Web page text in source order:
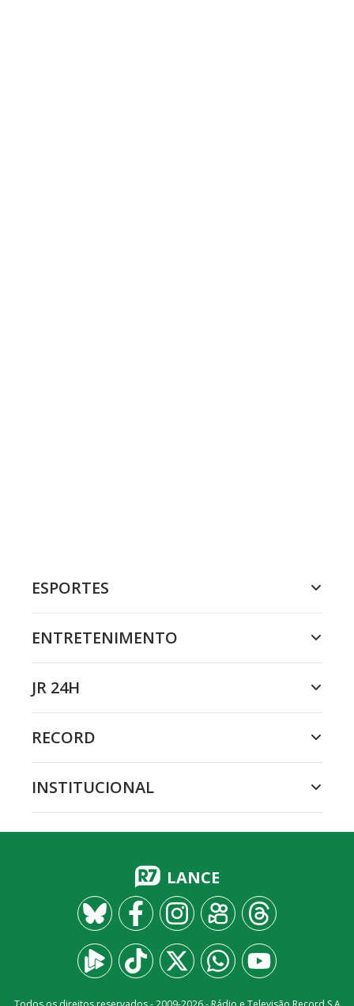
ESPORTES
ENTRETENIMENTO
JR 24H
RECORD
INSTITUCIONAL
LANCE